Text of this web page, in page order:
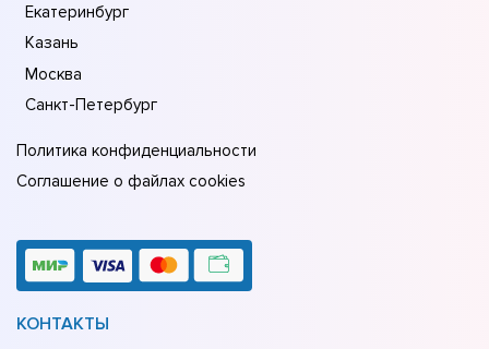
Екатеринбург
Казань
Москва
Санкт-Петербург
Политика конфиденциальности
Соглашение о файлах cookies
КОНТАКТЫ